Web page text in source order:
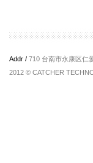
Addr / 710 台南市永康区仁
2012 © CATCHER